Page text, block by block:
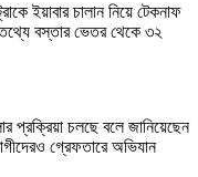
ইয়াবার চালান নিয়ে টেকনাফ
তথ্যে বস্তার ভেতর থেকে ৩২
প্রক্রিয়া চলছে বলে জানিয়েছেন
গ্রেফতারে অভিযান